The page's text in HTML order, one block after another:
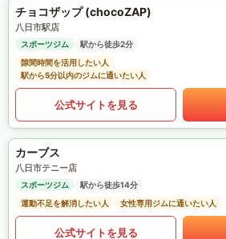
チョコザップ (chocoZAP)
八日市駅店
スポーツジム
駅から徒歩2分
隙間時間を活用したい人
駅から5分以内のジムに通いたい人
公式サイトを見る
カーブス
八日市テニー店
スポーツジム
駅から徒歩14分
運動不足を解消したい人
女性専用ジムに通いたい人
公式サイトを見る